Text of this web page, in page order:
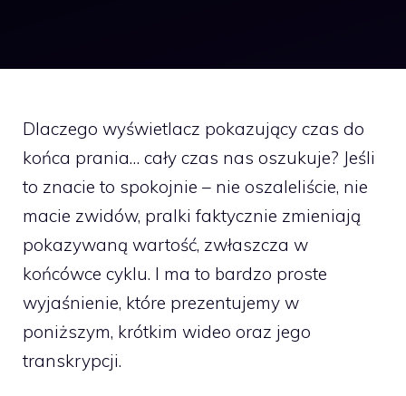
Dlaczego wyświetlacz pokazujący czas do
końca prania… cały czas nas oszukuje? Jeśli
to znacie to spokojnie – nie oszaleliście, nie
macie zwidów, pralki faktycznie zmieniają
pokazywaną wartość, zwłaszcza w
końcówce cyklu. I ma to bardzo proste
wyjaśnienie, które prezentujemy w
poniższym, krótkim wideo oraz jego
transkrypcji.